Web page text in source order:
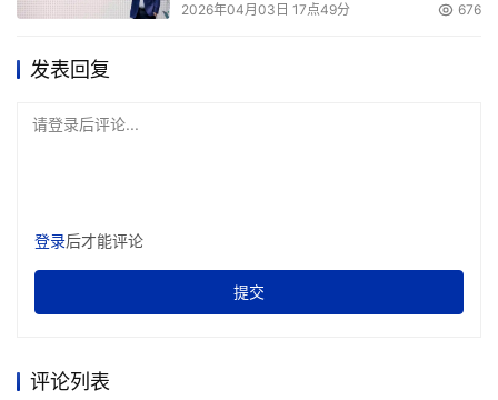
2026年04月03日 17点49分 676
发表回复
请登录后评论...
登录后才能评论
提交
评论列表